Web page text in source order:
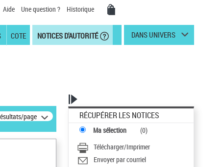
Aide Une question ? Historique
COTE NOTICES D'AUTORITÉ DANS UNIVERS
page RÉCUPÉRER LES NOTICES
Ma sélection (0)
Télécharger/Imprimer
Envoyer par courriel